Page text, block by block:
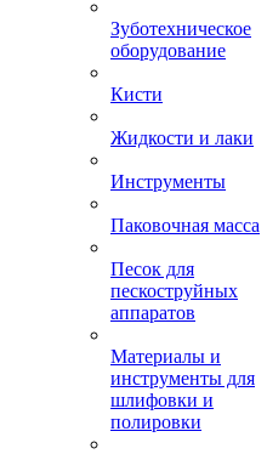
Зуботехническое
оборудование
Кисти
Жидкости и лаки
Инструменты
Паковочная масса
Песок для
пескоструйных
аппаратов
Материалы и
инструменты для
шлифовки и
полировки